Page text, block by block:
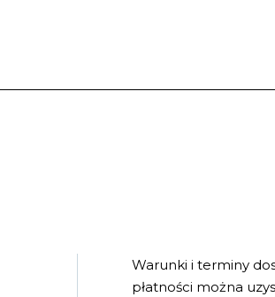
Warunki i terminy
płatności można